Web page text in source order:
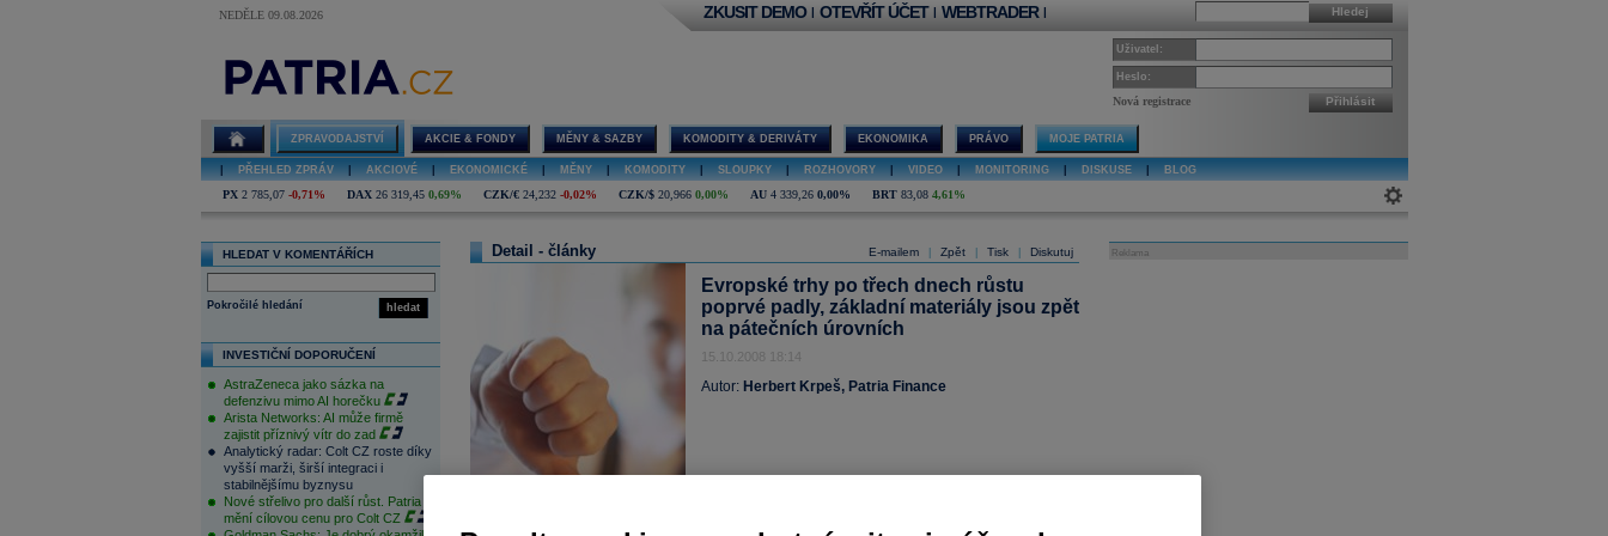
NEDĚLE 09.08.2026 Hledej
ZKUSIT DEMO | OTEVŘÍT ÚČET | WEBTRADER |
Uživatel:
Heslo:
Nová registrace Přihlásit
ZPRAVODAJSTVÍ AKCIE & FONDY MĚNY & SAZBY KOMODITY & DERIVÁTY EKONOMIKA PRÁVO MOJE PATRIA
PŘEHLED ZPRÁV AKCIOVÉ EKONOMICKÉ MĚNY KOMODITY SLOUPKY ROZHOVORY VIDEO MONITORING DISKUSE BLOG
PX 2 785,07 -0,71% DAX 26 319,45 0,69% CZK/€ 24,232 -0,02% CZK/$ 20,966 0,00% AU 4 339,26 0,00% BRT 83,08 4,61%
HLEDAT V KOMENTÁŘÍCH
hledat
Pokročilé hledání
INVESTIČNÍ DOPORUČENÍ
AstraZeneca jako sázka na
defenzivu mimo AI horečku
Arista Networks: AI může firmě
zajistit příznivý vítr do zad
Analytický radar: Colt CZ roste díky
vyšší marži, širší integraci i
stabilnějšímu byznysu
Nové střelivo pro další růst. Patria
mění cílovou cenu pro Colt CZ
E-mailem Zpět Tisk Diskutuj
Detail - články
Evropské trhy po třech dnech růstu
poprvé padly, základní materiály jsou zpět
na pátečních úrovních
15.10.2008 18:14
Autor: Herbert Krpeš, Patria Finance
Reklama